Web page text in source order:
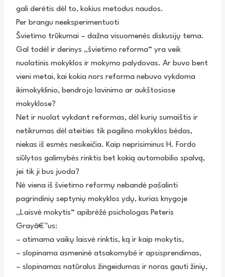
gali derėtis dėl to, kokius metodus naudos.
Per brangu neeksperimentuoti
Švietimo trūkumai – dažna visuomenės diskusijų tema.
Gal todėl ir derinys „švietimo reforma“ yra veik
nuolatinis mokyklos ir mokymo palydovas. Ar buvo bent
vieni metai, kai kokia nors reforma nebuvo vykdoma
ikimokyklinio, bendrojo lavinimo ar aukštosiose
mokyklose?
Net ir nuolat vykdant reformas, dėl kurių sumaištis ir
netikrumas dėl ateities tik pagilino mokyklos bėdas,
niekas iš esmės nesikeičia. Kaip neprisiminus H. Fordo
siūlytos galimybės rinktis bet kokią automobilio spalvą,
jei tik ji bus juoda?
Nė viena iš švietimo reformų nebandė pašalinti
pagrindinių septynių mokyklos ydų, kurias knygoje
„Laisvė mokytis“ apibrėžė psichologas Peteris
Grayâ€™us:
– atimama vaikų laisvė rinktis, ką ir kaip mokytis,
– slopinama asmeninė atsakomybė ir apsisprendimas,
– slopinamas natūralus žingeidumas ir noras gauti žinių,